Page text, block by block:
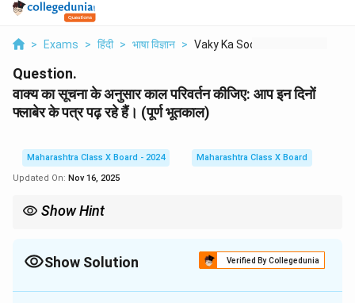
> Exams > हिंदी > भाषा विज्ञान > Vaky Ka Soochna Ke A...
Question.
वाक्य का सूचना के अनुसार काल परिवर्तन कीजिए: आप इन दिनों
फ्लाबेर के पत्र पढ़ रहे हैं। (पूर्ण भूतकाल)
Maharashtra Class X Board - 2024
Maharashtra Class X Board
Updated On: Nov 16, 2025
Show Hint
Show Solution Verified By Collegedunia
Solution and Explanation